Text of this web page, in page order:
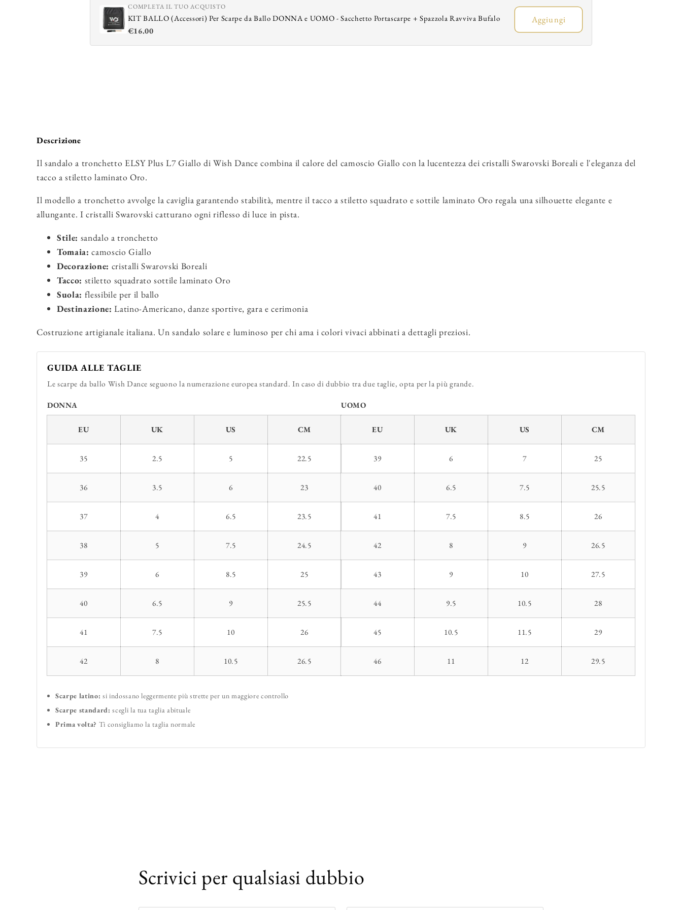
Stiletto
Stiletto
Squadrato
COMPLETA IL TUO ACQUISTO
KIT BALLO (Accessori) Per Scarpe da Ballo DONNA e UOMO - Sacchetto Portascarpe + Spazzola Ravviva Bufalo
€16.00
Aggiungi
Descrizione
Il sandalo a tronchetto ELSY Plus L7 Giallo di Wish Dance combina il calore del camoscio Giallo con la lucentezza dei cristalli Swarovski Boreali e l'eleganza del
tacco a stiletto laminato Oro.
Il modello a tronchetto avvolge la caviglia garantendo stabilità, mentre il tacco a stiletto squadrato e sottile laminato Oro regala una silhouette elegante e
allungante. I cristalli Swarovski catturano ogni riflesso di luce in pista.
Stile: sandalo a tronchetto
Tomaia: camoscio Giallo
Decorazione: cristalli Swarovski Boreali
Tacco: stiletto squadrato sottile laminato Oro
Suola: flessibile per il ballo
Destinazione: Latino-Americano, danze sportive, gara e cerimonia
Costruzione artigianale italiana. Un sandalo solare e luminoso per chi ama i colori vivaci abbinati a dettagli preziosi.
GUIDA ALLE TAGLIE
Le scarpe da ballo Wish Dance seguono la numerazione europea standard. In caso di dubbio tra due taglie, opta per la più grande.
DONNA
EU UK US CM
35 2.5 5 22.5
36 3.5 6 23
37 4 6.5 23.5
38 5 7.5 24.5
39 6 8.5 25
40 6.5 9 25.5
41 7.5 10 26
42 8 10.5 26.5
UOMO
EU UK US CM
39 6 7 25
40 6.5 7.5 25.5
41 7.5 8.5 26
42 8 9 26.5
43 9 10 27.5
44 9.5 10.5 28
45 10.5 11.5 29
46 11 12 29.5
Scarpe latino: si indossano leggermente più strette per un maggiore controllo
Scarpe standard: scegli la tua taglia abituale
Prima volta? Ti consigliamo la taglia normale
Scrivici per qualsiasi dubbio